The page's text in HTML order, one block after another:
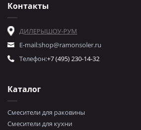
Каталог
Смесители для раковины
Смесители для кухни
Контакты
ДИЛЕРЫШОУ-РУМ
E-mail:shop@ramonsoler.ru
Телефон:+7 (495) 230-14-32